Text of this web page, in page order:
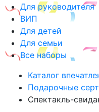
Для руководителя
ВИП
Для детей
Для семьи
Все наборы
Каталог
Подарочные
Спектакль-